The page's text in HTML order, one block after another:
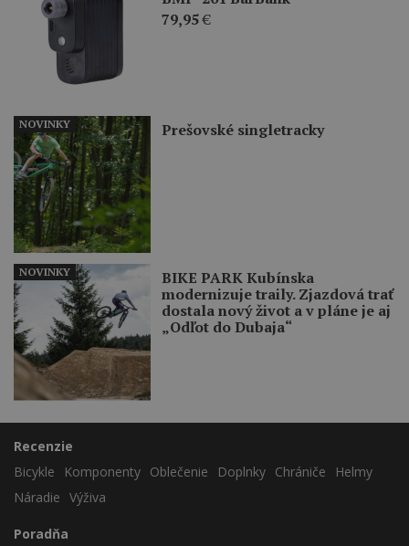
79,95€
Prešovské singletracky
NOVINKY
BIKE PARK Kubínska
modernizuje traily. Zjazdová trať
dostala nový život a v pláne je aj
„Odľot do Dubaja“
NOVINKY
Recenzie
Bicykle
Komponenty Oblečenie Doplnky Chrániče
Helmy
Náradie Výživa
Poradňa